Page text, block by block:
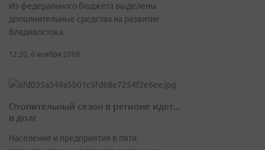
Из федерального бюджета выделены
дополнительные средства на развитие
Владивостока
12:20, 6 ноября 2009
Отопительный сезон в регионе идет...
в долг
Население и предприятия в пяти